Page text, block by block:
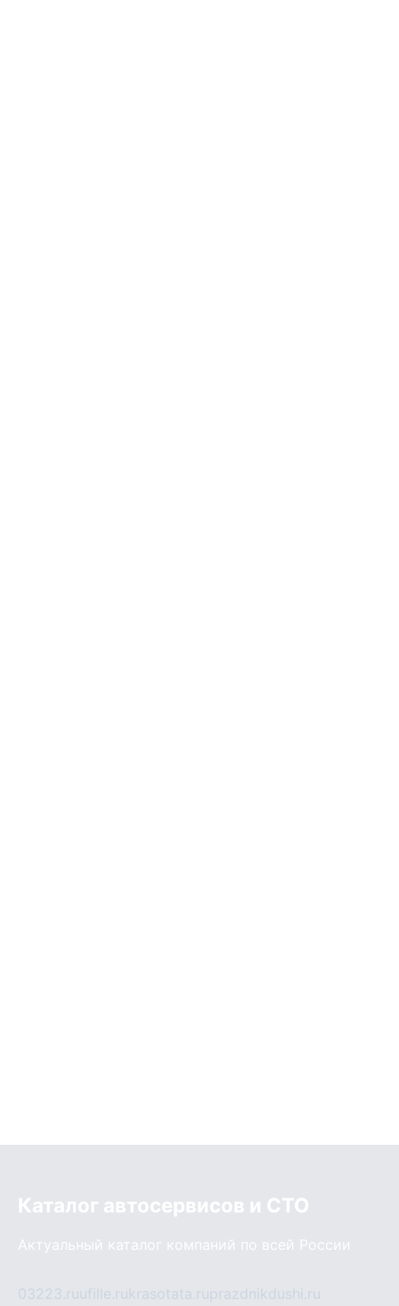
Каталог автосервисов и СТО
Актуальный каталог компаний по всей России
03223.ruufille.rukrasotata.ruprazdnikdushi.ru